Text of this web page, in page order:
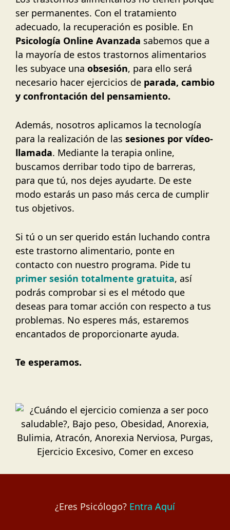
ser permanentes. Con el tratamiento
adecuado, la recuperación es posible. En
Psicología Online Avanzada sabemos que a
la mayoría de estos trastornos alimentarios
les subyace una obsesión, para ello será
necesario hacer ejercicios de parada, cambio
y confrontación del pensamiento.
Además, nosotros aplicamos la tecnología
para la realización de las sesiones por vídeo-
llamada. Mediante la terapia online,
buscamos derribar todo tipo de barreras,
para que tú, nos dejes ayudarte. De este
modo estarás un paso más cerca de cumplir
tus objetivos.
Si tú o un ser querido están luchando contra
este trastorno alimentario, ponte en
contacto con nuestro programa. Pide tu
primer sesión totalmente gratuita, así
podrás comprobar si es el método que
deseas para tomar acción con respecto a tus
problemas. No esperes más, estaremos
encantados de proporcionarte ayuda.
Te esperamos.
¿Eres Psicólogo? Entra Aquí